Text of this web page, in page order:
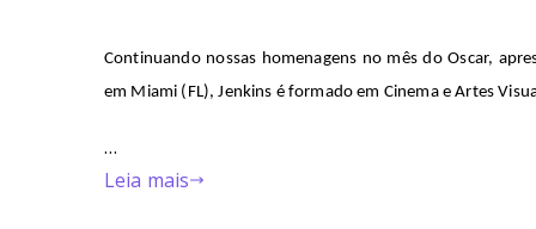
Continuando nossas homenagens no mêsdo Oscar,
em Miami (FL), Jenkins éformado em Cinema e Artes
…
Leia mais